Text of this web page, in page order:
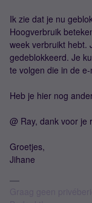
Ik zie dat je nu
Hoogverbruik
week verbruikt hebt.
gedeblokkeerd. Je
te volgen die in de
Heb je hier nog
@ Ray, dank voor je
Groetjes,
Jihane